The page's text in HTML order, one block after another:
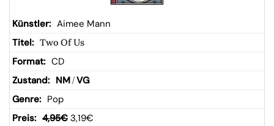
Aimee Mann
Two Of Us
CD
NM/VG
Pop
4,95€ 3,19€